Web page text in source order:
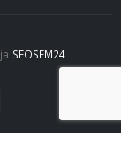
SEOSEM24